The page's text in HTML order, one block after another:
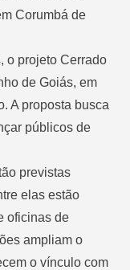
Corumbá de
o projeto Cerrado
de Goiás, em
A proposta busca
públicos de
previstas
elas estão
oficinas de
ampliam o
o vínculo com